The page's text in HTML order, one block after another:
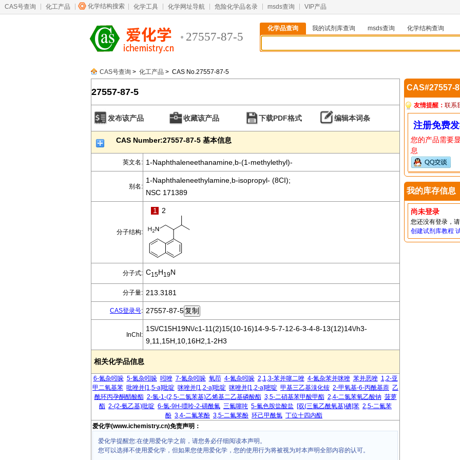
CAS号查询 化工产品 化学结构搜索 化学工具 化学网址导航 危险化学品名录 msds查询 VIP产品
27557-87-5
化学品查询 我的试剂库查询 msds查询
化学结构查询
CAS号查询 > 化工产品 > CAS No.27557-87-5
27557-87-5
发布该产品 收藏该产品 下载PDF格式 编辑本词条
CAS Number:27557-87-5 基本信息
英文名: 1-Naphthaleneethanamine,b-(1-methylethyl)-
别名:
1-Naphthaleneethylamine,b-isopropyl- (8CI);
NSC 171389
分子结构:
1 2
分子式: C15H19N
分子量: 213.3181
CAS登录号: 27557-87-5
InChI:
1S\/C15H19N\/c1-11(2)15(10-16)14-9-5-7-12-6-3-4-8-13(12)14\/h3-
9,11,15H,10,16H2,1-2H3
相关化学品信息
6-氮杂吲哚 5-氮杂吲哚 吲唑 7-氮杂吲哚 氧茚 4-氮杂吲哚 2,1,3-苯并噻二唑 4-氮杂苯并咪唑 苯并恶唑 1,2-亚
甲二氧基苯 吡唑并[1,5-a]吡啶 咪唑并[1,2-a]吡啶 咪唑并[1,2-a]嘧啶 甲基三乙基溴化铵 2-甲氧基-6-丙酰基萘 乙
酰环丙孕酮醋酸酯 2-氯-1-(2,5-二氯苯基)乙烯基二乙基磷酸酯 3,5-二硝基苯甲酸甲酯 2,4-二氯苯氧乙酸钠 菠萝
酯 2-(2-氨乙基)吡啶 6-氯-9H-嘌呤-2-磺酰氟 三氟噻吨 5-氟色胺盐酸盐 [双(三氟乙酰氧基)碘]苯 2,5-二氟苯
酚 3,4-二氟苯酚 3,5-二氟苯酚 环己甲酰氯 丁位十四内酯
爱化学(www.ichemistry.cn)免责声明：
爱化学提醒您:在使用爱化学之前，请您务必仔细阅读本声明。
您可以选择不使用爱化学，但如果您使用爱化学，您的使用行为将被视为对本声明全部内容的认可。
CAS#27557-
友情提醒： 联系
注册免费
您的产品需要
息
我的库存信息
尚未登录
您还没有登录，
创建试剂库教程